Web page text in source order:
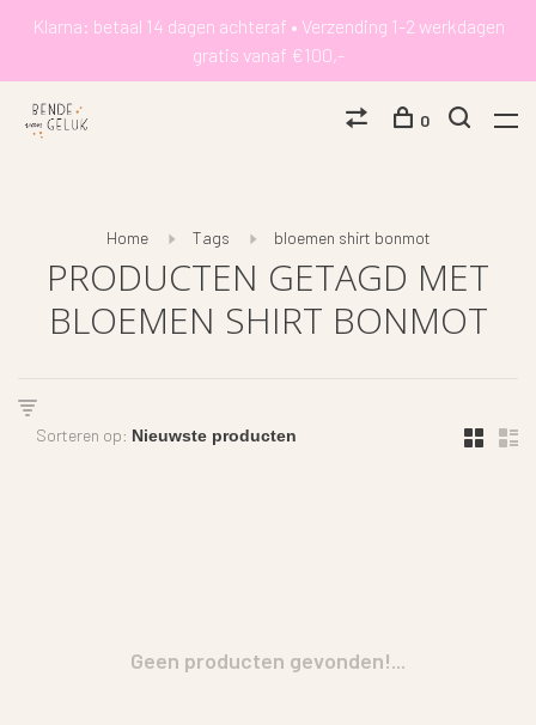
Klarna: betaal 14 dagen achteraf • Verzending 1-2 werkdagen
gratis vanaf €100,-
0
Home Tags bloemen shirt bonmot
PRODUCTEN GETAGD MET
BLOEMEN SHIRT BONMOT
Sorteren op:
Geen producten gevonden!...